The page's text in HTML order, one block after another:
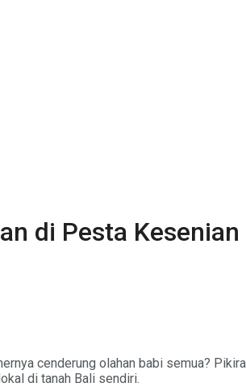
di Pesta Kesenian
cenderung olahan babi semua?
di tanah Bali sendiri.